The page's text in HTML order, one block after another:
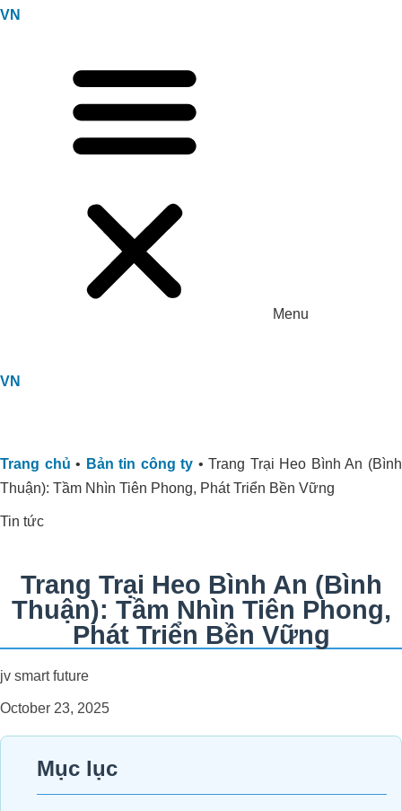
VN
Menu
VN
Trang chủ • Bản tin công ty •Trang Trại Heo Bình An (Bình
Thuận): Tầm Nhìn Tiên Phong, Phát Triển Bền Vững
Tin tức
Trang Trại Heo Bình An (Bình
Thuận): Tầm Nhìn Tiên Phong,
Phát Triển Bền Vững
jv smart future
October 23, 2025
Mục lục